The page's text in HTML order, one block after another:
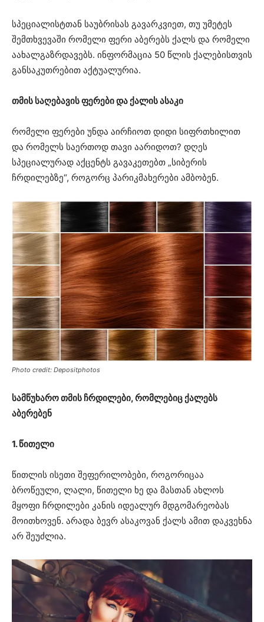
სპეციალისტთან საუბრისას გავარკვიეთ, თუ უმეტეს
შემთხვევაში რომელი ფერი აბერებს ქალს და რომელი
აახალგაზრდავებს. ინფორმაცია 50 წლის ქალებისთვის
განსაკუთრებით აქტუალურია.
თმის საღებავის ფერები და ქალის ასაკი
რომელი ფერები უნდა აირჩიოთ დიდი სიფრთხილით
და რომელს საერთოდ თავი აარიდოთ? დღეს
სპეციალურად აქცენტს გავაკეთებთ „სიბერის
ჩრდილებზე“, როგორც პარიკმახერები ამბობენ.
Photo credit: Depositphotos
სამწუხარო თმის ჩრდილები, რომლებიც ქალებს
აბერებენ
1. წითელი
წითლის ისეთი შეფერილობები, როგორიცაა
ბროწეული, ლალი, წითელი ხე და მასთან ახლოს
მყოფი ჩრდილები კანის იდეალურ მდგომარეობას
მოითხოვენ. არადა ბევრ ასაკოვან ქალს ამით დაკვეხნა
არ შეუძლია.